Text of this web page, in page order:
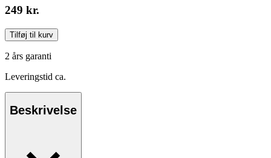
249 kr.
Tilføj til kurv
2 års garanti
Leveringstid ca.
Beskrivelse